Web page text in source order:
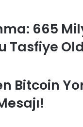
665
Tasfiye
Bitcoin